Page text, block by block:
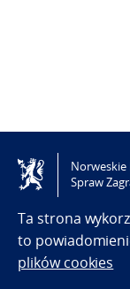
Spraw
Ta strona
to
plików cookies